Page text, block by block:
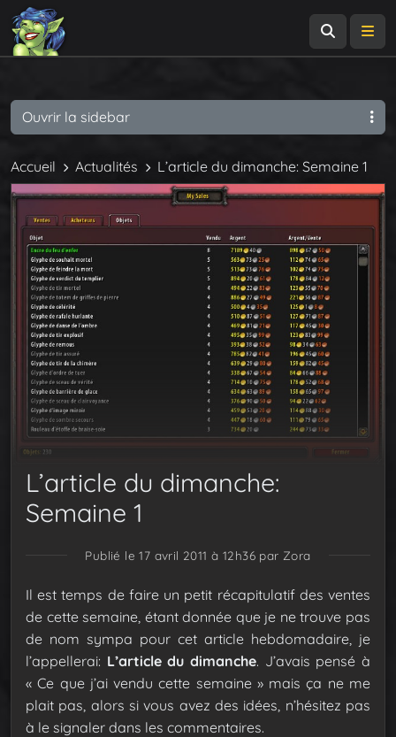
Accueil Actualités L’article du dimanche: Semaine 1
L’article du dimanche:
Semaine 1
Publié le 17 avril 2011 à 12h36par Zora
Il est temps de faire un petit récapitulatif des ventes
de cette semaine, étant donnée que je ne trouve pas
de nom sympa pour cet article hebdomadaire, je
l’appellerai: L’article du dimanche. J’avais pensé à
« Ce que j’ai vendu cette semaine » mais ça ne me
plait pas, alors si vous avez des idées, n’hésitez pas
à le signaler dans les commentaires.
Ouvrir la sidebar